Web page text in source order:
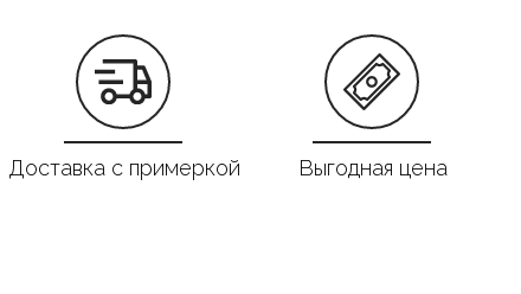
Доставка с примеркой Выгодная цена